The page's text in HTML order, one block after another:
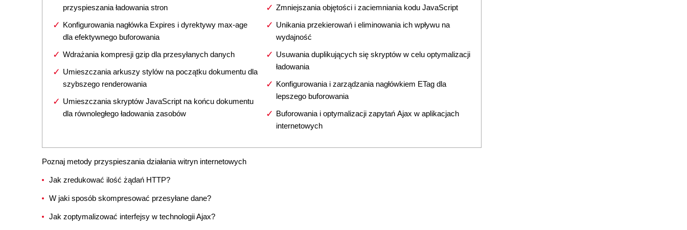
przyspieszania ładowania stron
Konfigurowania nagłówka Expires i dyrektywy max-age
dla efektywnego buforowania
Wdrażania kompresji gzip dla przesyłanych danych
Umieszczania arkuszy stylów na początku dokumentu dla
szybszego renderowania
Umieszczania skryptów JavaScript na końcu dokumentu
dla równoległego ładowania zasobów
Zmniejszania objętości i zaciemniania kodu JavaScript
Unikania przekierowań i eliminowania ich wpływu na
wydajność
Usuwania duplikujących się skryptów w celu optymalizacji
ładowania
Konfigurowania i zarządzania nagłówkiem ETag dla
lepszego buforowania
Buforowania i optymalizacji zapytań Ajax w aplikacjach
internetowych
Poznaj metody przyspieszania działania witryn internetowych
Jak zredukować ilość żądań HTTP?
W jaki sposób skompresować przesyłane dane?
Jak zoptymalizować interfejsy w technologii Ajax?